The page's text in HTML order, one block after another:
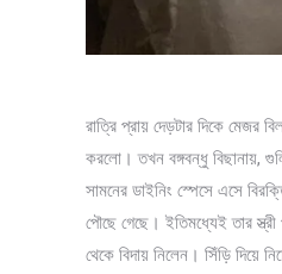
রাত্রি প্রায় দেড়টার দিকে মেজর
করলো। তখন বঙ্গবন্ধু বিছানায়,
সামনের ডাইনিং স্পেসে এসে
পৌছে গেছে। ইতিমধ্যেই তার
থেকে বিদায় নিলেন। সিঁড়ি দিয়ে